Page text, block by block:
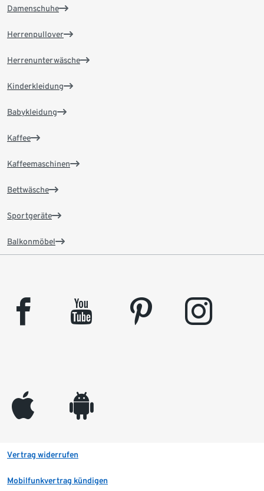
Damenschuhe
Herrenpullover
Herrenunterwäsche
Kinderkleidung
Babykleidung
Kaffee
Kaffeemaschinen
Bettwäsche
Sportgeräte
Balkonmöbel
facebook youtube pinterest instagram
appleinc android
Vertrag widerrufen
Mobilfunkvertrag kündigen